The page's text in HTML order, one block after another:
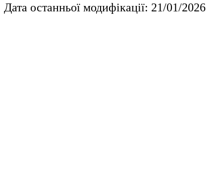
Дата останньої модифікації: 21/01/2026